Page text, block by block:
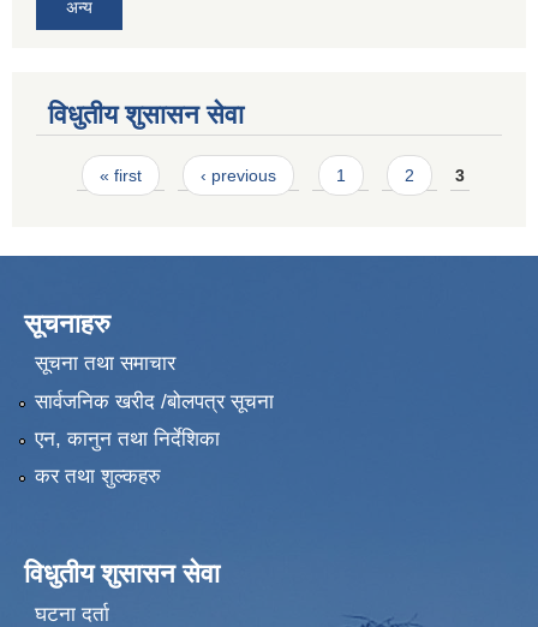
अन्य
विधुतीय शुसासन सेवा
Pages
« first ‹ previous 1 2 3
सूचनाहरु
सूचना तथा समाचार
सार्वजनिक खरीद /बोलपत्र सूचना
एन, कानुन तथा निर्देशिका
कर तथा शुल्कहरु
विधुतीय शुसासन सेवा
घटना दर्ता